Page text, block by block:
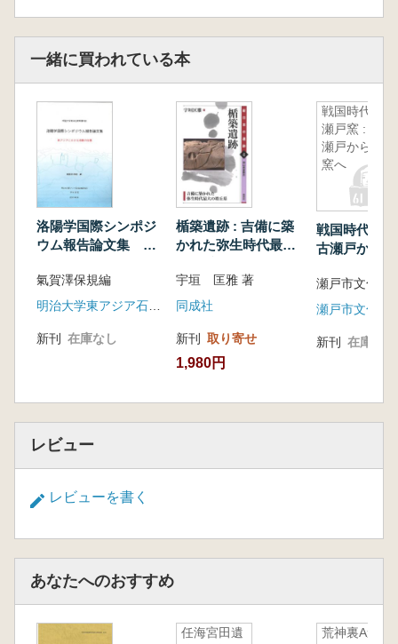
一緒に買われている本
洛陽学国際シンポジ
ウム報告論文集 東
の位置
氣賀澤保規編
明治大学東アジア石刻文物研究所(汲古書院)
新刊 在庫なし
楯築遺跡 : 吉備に築
かれた弥生時代最大
宇垣 匡雅 著
同成社
新刊 取り寄せ
1,980円
戦国時代の
瀬戸窯 : 古
瀬戸から大
窯へ
戦国時代の
古瀬戸から
瀬戸市文化新
新刊 在庫なし
レビュー
レビューを書く
あなたへのおすすめ
任海宮田遺
荒神裏A遺